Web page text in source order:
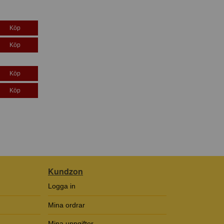
Köp
Köp
Köp
Köp
Kundzon
Logga in
Mina ordrar